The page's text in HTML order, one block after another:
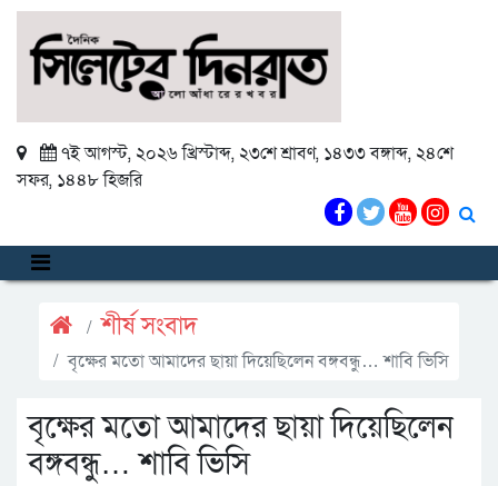
৭ই আগস্ট, ২০২৬ খ্রিস্টাব্দ, ২৩শে শ্রাবণ, ১৪৩৩ বঙ্গাব্দ, ২৪শে
সফর, ১৪৪৮ হিজরি
শীর্ষ সংবাদ
বৃক্ষের মতো আমাদের ছায়া দিয়েছিলেন বঙ্গবন্ধু… শাবি ভিসি
বৃক্ষের মতো আমাদের ছায়া দিয়েছিলেন
বঙ্গবন্ধু… শাবি ভিসি